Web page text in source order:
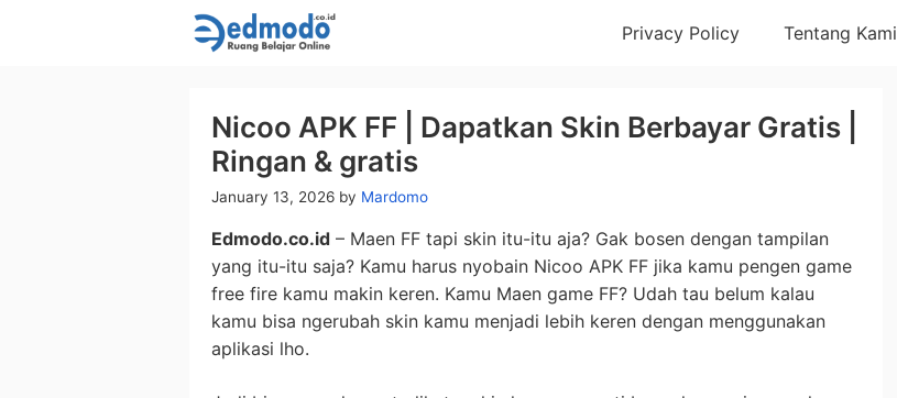
Privacy Policy Tentang Kami
Nicoo APK FF | Dapatkan Skin Berbayar Gratis |
Ringan & gratis
January 13, 2026 by Mardomo
Edmodo.co.id – Maen FF tapi skin itu-itu aja? Gak bosen dengan tampilan
yang itu-itu saja? Kamu harus nyobain Nicoo APK FF jika kamu pengen game
free fire kamu makin keren. Kamu Maen game FF? Udah tau belum kalau
kamu bisa ngerubah skin kamu menjadi lebih keren dengan menggunakan
aplikasi lho.